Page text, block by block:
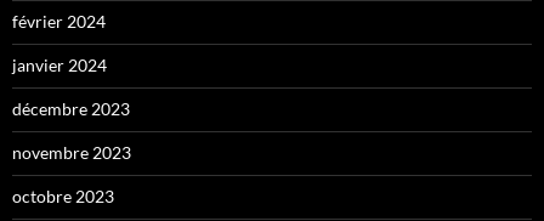
février 2024
janvier 2024
décembre 2023
novembre 2023
octobre 2023